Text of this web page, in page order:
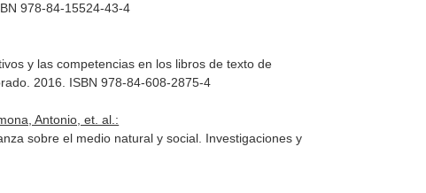
978-84-15524-43-4
y las competencias en los libros de texto de
. 2016. ISBN 978-84-608-2875-4
Antonio, et. al.:
sobre el medio natural y social. Investigaciones y